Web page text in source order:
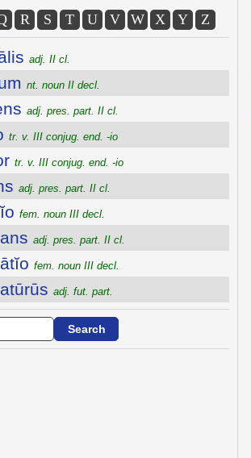
R S T U V W X Y Z
adj. II cl.
nt. noun II decl.
adj. pres. part. II cl.
tr. v. III conjug. end. -io
tr. v. III conjug. end. -io
adj. pres. part. II cl.
fem. noun III decl.
adj. pres. part. II cl.
fem. noun III decl.
adj. fut. part.